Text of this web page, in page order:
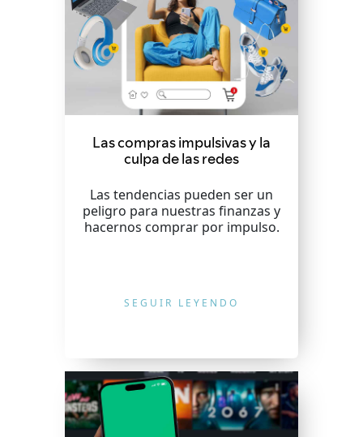
Las compras impulsivas y la
culpa de las redes
Las tendencias pueden ser un
peligro para nuestras finanzas y
hacernos comprar por impulso.
SEGUIR LEYENDO